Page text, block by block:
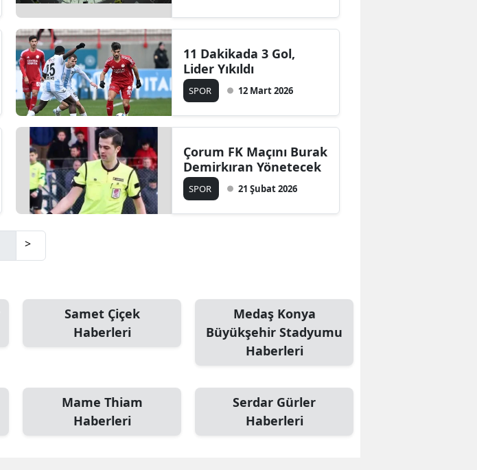
Hakkari
Hatay
Isparta
Kayseri
Kırklareli
Kocaeli
Konya
11 Dakikada 3 Gol,
Lider Yıkıldı
SPOR 12 Mart 2026
Çorum FK Maçını Burak
Demirkıran Yönetecek
SPOR 21 Şubat 2026
>
Samet Çiçek
Haberleri
Medaş Konya
Büyükşehir Stadyumu
Haberleri
Mame Thiam
Haberleri
Serdar Gürler
Haberleri